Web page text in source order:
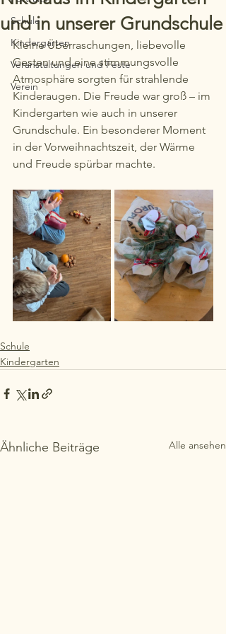
Schule
Kindergarten
Veranstaltungen und Feste
Verein
und in unserer Grundschule
Kleine Überraschungen, liebevolle
Gesten und eine stimmungsvolle
Atmosphäre sorgten für strahlende
Kinderaugen. Die Freude war groß – im
Kindergarten wie auch in unserer
Grundschule. Ein besonderer Moment
in der Vorweihnachtszeit, der Wärme
und Freude spürbar machte.
Schule
Kindergarten
Ähnliche Beiträge Alle ansehen